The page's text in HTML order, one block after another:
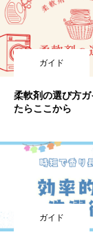
ガイド
柔軟剤の選び方
たらここから
ガイド